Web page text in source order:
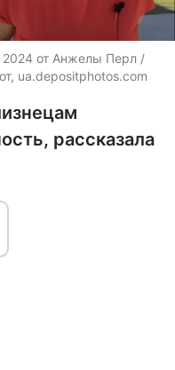
2024 от Анжелы Перл /
ua.depositphotos.com
рассказала